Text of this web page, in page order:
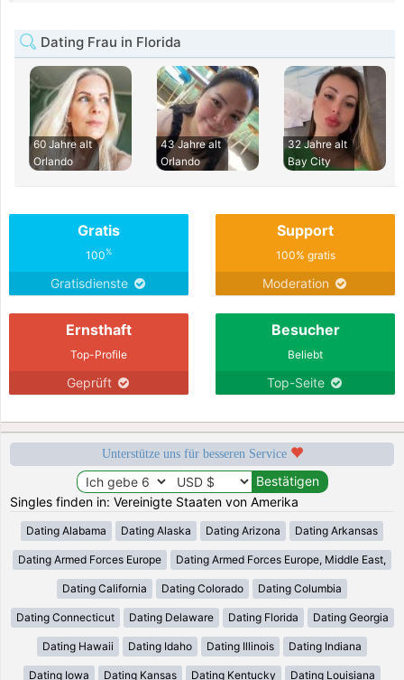
Dating Frau in Florida
60 Jahre alt
Orlando
43 Jahre alt
Orlando
32 Jahre alt
Bay City
Gratis
100%
Gratisdienste
Support
100% gratis
Moderation
Ernsthaft
Top-Profile
Geprüft
Besucher
Beliebt
Top-Seite
Unterstütze uns für besseren Service
Singles finden in: Vereinigte Staaten von Amerika
Dating Alabama Dating Alaska Dating Arizona Dating Arkansas
Dating Armed Forces Europe Dating Armed Forces Europe, Middle East,
Dating California Dating Colorado Dating Columbia
Dating Connecticut Dating Delaware Dating Florida Dating Georgia
Dating Hawaii Dating Idaho Dating Illinois Dating Indiana
Dating Iowa Dating Kansas Dating Kentucky Dating Louisiana